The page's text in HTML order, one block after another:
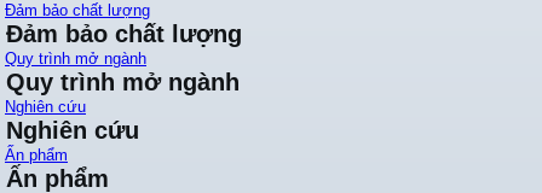
Đảm bảo chất lượng
Đảm bảo chất lượng
Quy trình mở ngành
Quy trình mở ngành
Nghiên cứu
Nghiên cứu
Ấn phẩm
Ấn phẩm